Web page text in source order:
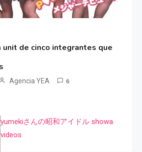
unit de cinco integrantes que
Agencia YEA 6
yumekiさんの昭和アイドル showa
videos